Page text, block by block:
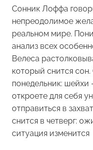
Сонник Лоффа
непреодолимое
реальном мире.
анализ всех
Велеса
который снится
понедельник:
откроете для себя
отправиться в
снится в четверг:
ситуация изменится